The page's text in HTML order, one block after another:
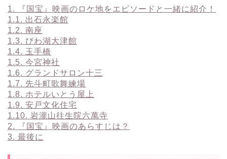
1.
『国宝』映画のロケ地をエピソードと一緒に紹介！
1.1. 出石永楽館
1.2. 南座
1.3. びわ湖大津館
1.4. 玉手橋
1.5. 今宮神社
1.6. グランドサロン十三
1.7. 先斗町歌舞練場
1.8. ホテルいとう屋上
1.9. 安戸文化住宅
1.10. 岩瀧山往生院六萬寺
2.
『国宝』映画のあらすじは？
3. 最後に